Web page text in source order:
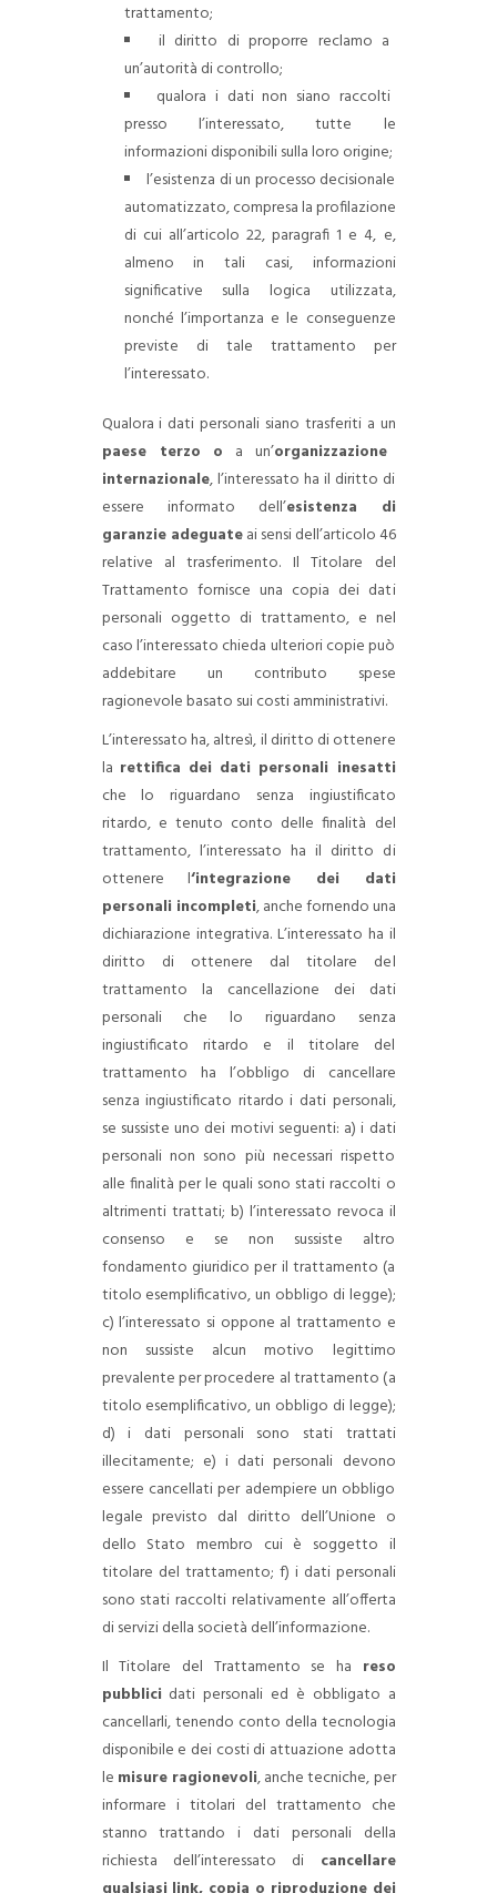
trattamento;
il diritto di proporre reclamo a
un’autorità di controllo;
qualora i dati non siano raccolti
presso l’interessato, tutte le
informazioni disponibili sulla loro origine;
l’esistenza di un processo decisionale
automatizzato, compresa la profilazione
di cui all’articolo 22, paragrafi 1 e 4, e,
almeno in tali casi, informazioni
significative sulla logica utilizzata,
nonché l’importanza e le conseguenze
previste di tale trattamento per
l’interessato.
Qualora i dati personali siano trasferiti a un
paese terzo o a un’organizzazione
internazionale, l’interessato ha il diritto di
essere informato dell’esistenza di
garanzie adeguateai sensi dell’articolo 46
relative al trasferimento. Il Titolare del
Trattamento fornisce una copia dei dati
personali oggetto di trattamento, e nel
caso l’interessato chieda ulteriori copie può
addebitare un contributo spese
ragionevole basato sui costi amministrativi.
L’interessato ha, altresì, il diritto di ottenere
la rettifica dei dati personali inesatti
che lo riguardano senza ingiustificato
ritardo, e tenuto conto delle finalità del
trattamento, l’interessato ha il diritto di
ottenere l‘integrazione dei dati
personali incompleti, anche fornendo una
dichiarazione integrativa.L’interessato ha il
diritto di ottenere dal titolare del
trattamento la cancellazione dei dati
personali che lo riguardano senza
ingiustificato ritardo e il titolare del
trattamento ha l’obbligo di cancellare
senza ingiustificato ritardo i dati personali,
se sussiste uno dei motivi seguenti: a) i dati
personali non sono più necessari rispetto
alle finalità per le quali sono stati raccolti o
altrimenti trattati; b) l’interessato revoca il
consenso e se non sussiste altro
fondamento giuridico per il trattamento (a
titolo esemplificativo, un obbligo di legge);
c) l’interessato si oppone al trattamento e
non sussiste alcun motivo legittimo
prevalente per procedere al trattamento (a
titolo esemplificativo, un obbligo di legge);
d) i dati personali sono stati trattati
illecitamente; e) i dati personali devono
essere cancellati per adempiere un obbligo
legale previsto dal diritto dell’Unione o
dello Stato membro cui è soggetto il
titolare del trattamento; f) i dati personali
sono stati raccolti relativamente all’offerta
di servizi della società dell’informazione.
Il Titolare del Trattamento se ha reso
pubblici dati personali ed è obbligato a
cancellarli, tenendo conto della tecnologia
disponibile e dei costi di attuazione adotta
le misure ragionevoli, anche tecniche, per
informare i titolari del trattamento che
stanno trattando i dati personali della
richiesta dell’interessato di cancellare